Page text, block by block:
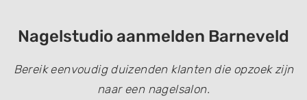
Nagelstudio aanmelden Barneveld
Bereik eenvoudig duizenden klanten die opzoek zijn
naar een nagelsalon.